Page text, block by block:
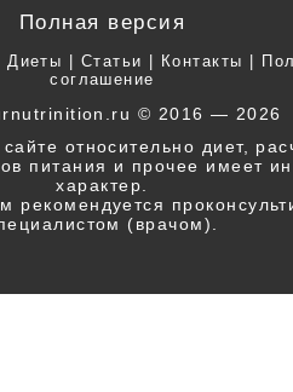
Полная версия
Диеты | Статьи | Контакты |
соглашение
© 2016 — 2026
относительно диет,
питания и прочее имеет
характер.
рекомендуется
(врачом).